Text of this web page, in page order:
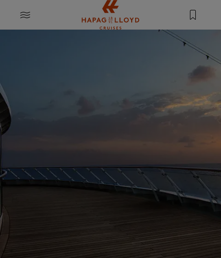
Springe zum Hauptinhalt
MENU